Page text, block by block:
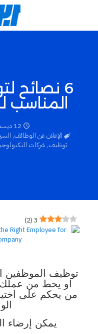
6 نصائح
المناسب
12 ديسمبر، 2017
الإعلان عن الوظائف,
توظيف, شركات
3
(
2
)
توظيف الموظفين
او يحط من
من يحكم على
يمكن إرضاء